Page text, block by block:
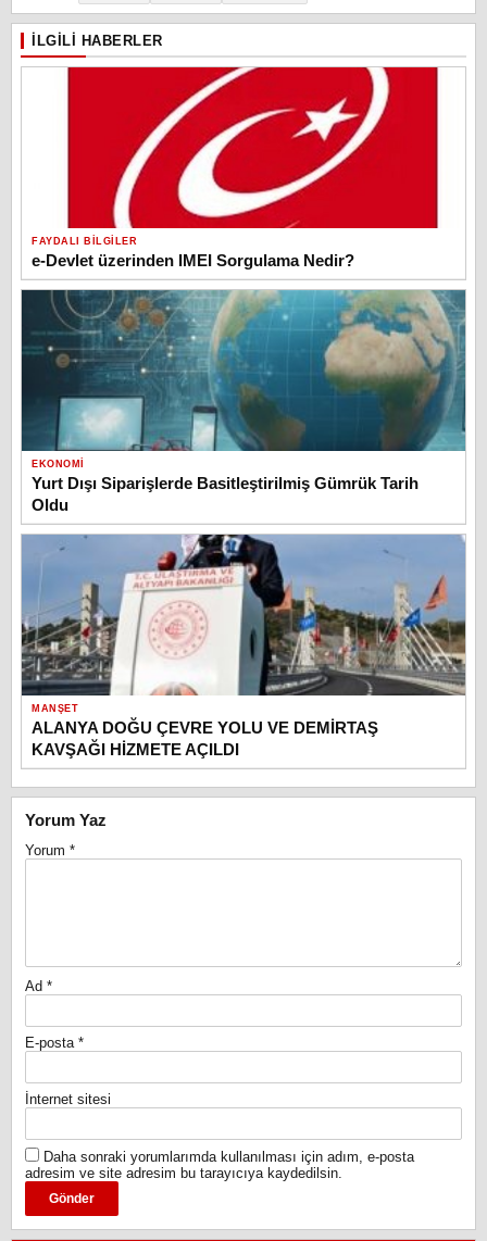
İLGILI HABERLER
FAYDALI BILGILER
e-Devlet üzerinden IMEI Sorgulama Nedir?
EKONOMI
Yurt Dışı Siparişlerde Basitleştirilmiş Gümrük Tarih
Oldu
MANŞET
ALANYA DOĞU ÇEVRE YOLU VE DEMİRTAŞ
KAVŞAĞI HİZMETE AÇILDI
Yorum Yaz
Yorum *
Ad *
E-posta *
İnternet sitesi
Daha sonraki yorumlarımda kullanılması için adım, e-posta
adresim ve site adresim bu tarayıcıya kaydedilsin.